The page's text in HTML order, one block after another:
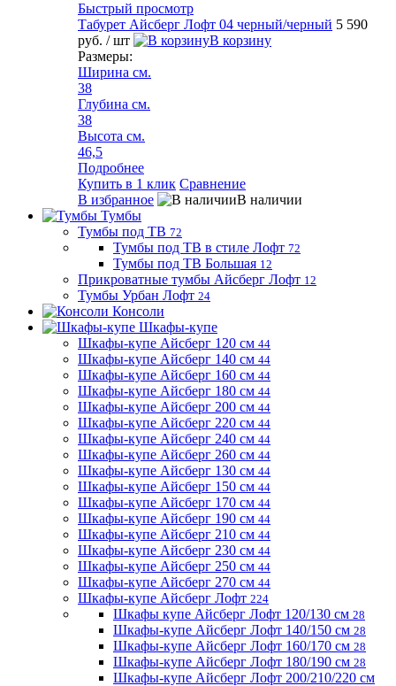
Быстрый просмотр
Табурет Айсберг Лофт 04 черный/черный 5 590
руб. / шт
В корзину
Размеры:
Ширина см.
38
Глубина см.
38
Высота см.
46,5
Подробнее
Купить в 1 клик Сравнение
В избранное
В наличии
Тумбы
Тумбы под ТВ 72
Тумбы под ТВ в стиле Лофт 72
Тумбы под ТВ Большая 12
Прикроватные тумбы Айсберг Лофт 12
Тумбы Урбан Лофт 24
Консоли
Шкафы-купе
Шкафы-купе Айсберг 120 см 44
Шкафы-купе Айсберг 140 см 44
Шкафы-купе Айсберг 160 см 44
Шкафы-купе Айсберг 180 см 44
Шкафы-купе Айсберг 200 см 44
Шкафы-купе Айсберг 220 см 44
Шкафы-купе Айсберг 240 см 44
Шкафы-купе Айсберг 260 см 44
Шкафы-купе Айсберг 130 см 44
Шкафы-купе Айсберг 150 см 44
Шкафы-купе Айсберг 170 см 44
Шкафы-купе Айсберг 190 см 44
Шкафы-купе Айсберг 210 см 44
Шкафы-купе Айсберг 230 см 44
Шкафы-купе Айсберг 250 см 44
Шкафы-купе Айсберг 270 см 44
Шкафы-купе Айсберг Лофт 224
Шкафы купе Айсберг Лофт 120/130 см 28
Шкафы-купе Айсберг Лофт 140/150 см 28
Шкафы-купе Айсберг Лофт 160/170 см 28
Шкафы-купе Айсберг Лофт 180/190 см 28
Шкафы-купе Айсберг Лофт 200/210/220 см